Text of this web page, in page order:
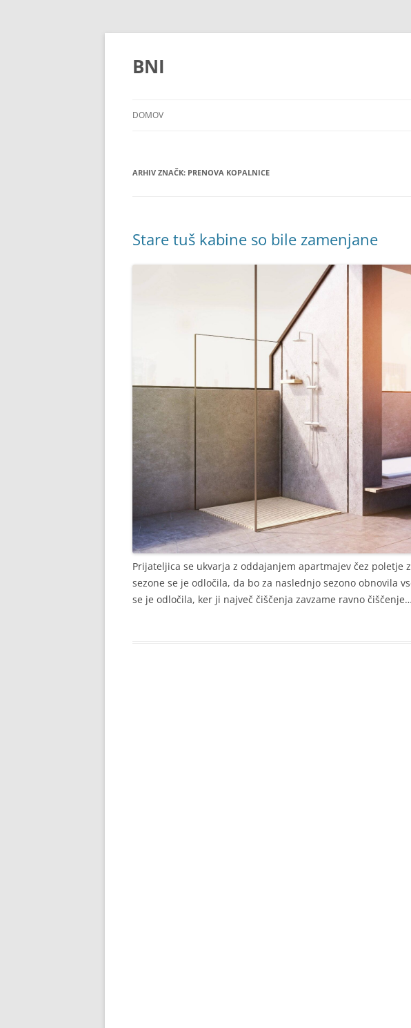
Preskoči
BNI
DOMOV
ARHIV ZNAČK: PRENOVA KOPALNICE
Stare tuš kabine so bile zamenjane
Prijateljica se ukvarja z oddajanjem apartmajev čez poletje
sezone se je odločila, da bo za naslednjo sezono obnovila
se je odločila, ker ji največ čiščenja zavzame ravno čiščenje…